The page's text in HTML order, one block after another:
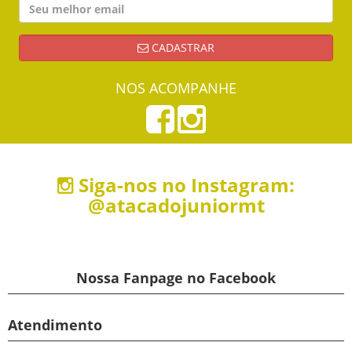
CADASTRAR
NOS ACOMPANHE
Siga-nos no Instagram:
@atacadojuniormt
Nossa Fanpage no Facebook
Atendimento